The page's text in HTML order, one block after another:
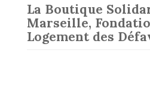
La Boutique
Marseille,
Logement des